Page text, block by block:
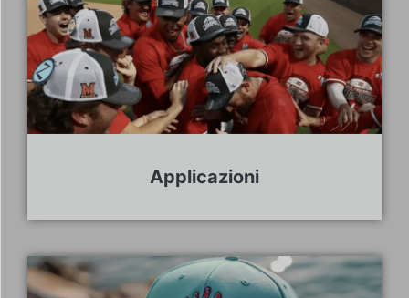
Applicazioni